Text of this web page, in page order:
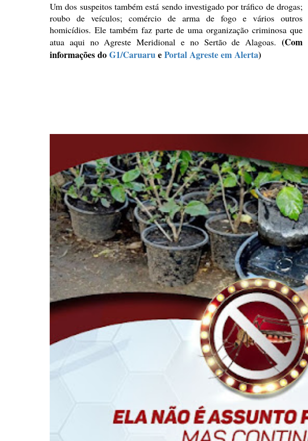
Um dos suspeitos também está sendo investigado por tráfico de drogas;
roubo de veículos; comércio de arma de fogo e vários outros
homicídios. Ele também faz parte de uma organização criminosa que
atua aqui no Agreste Meridional e no Sertão de Alagoas. (Com
informações doG1/CaruaruePortal Agreste em Alerta)